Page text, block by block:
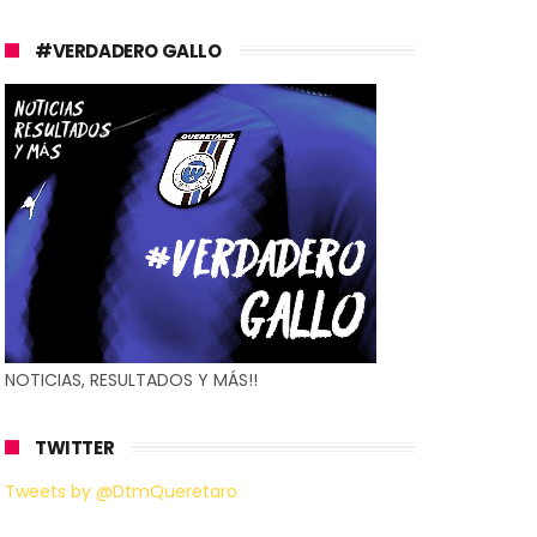
#VERDADERO GALLO
NOTICIAS, RESULTADOS Y MÁS!!
TWITTER
Tweets by @DtmQueretaro